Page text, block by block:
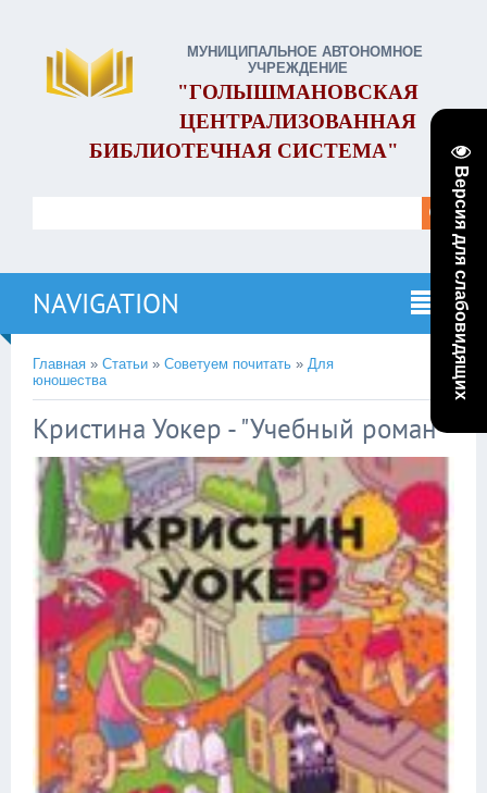
Версия для слабовидящих
МУНИЦИПАЛЬНОЕ АВТОНОМНОЕ
УЧРЕЖДЕНИЕ
"ГОЛЫШМАНОВСКАЯ
ЦЕНТРАЛИЗОВАННАЯ
БИБЛИОТЕЧНАЯ СИСТЕМА"
NAVIGATION
Главная » Статьи » Советуем почитать » Для
юношества
Кристина Уокер - "Учебный роман"